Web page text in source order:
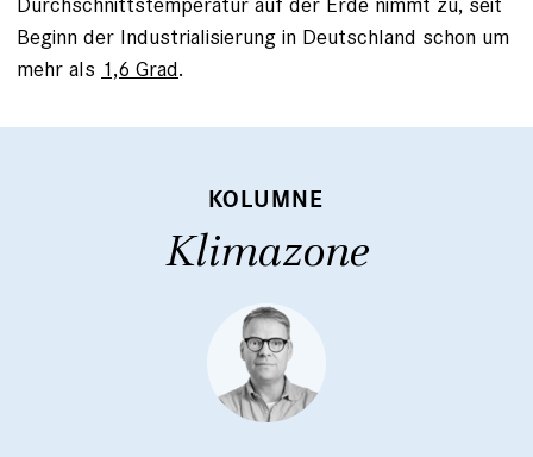
Beginn der Industrialisierung in Deutschland schon um
mehr als 1,6 Grad.
KOLUMNE
Klimazone